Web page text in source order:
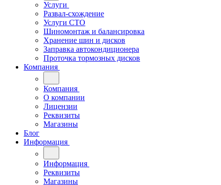
Услуги
Развал-схождение
Услуги СТО
Шиномонтаж и балансировка
Хранение шин и дисков
Заправка автокондиционера
Проточка тормозных дисков
Компания
Компания
О компании
Лицензии
Реквизиты
Магазины
Блог
Информация
Информация
Реквизиты
Магазины